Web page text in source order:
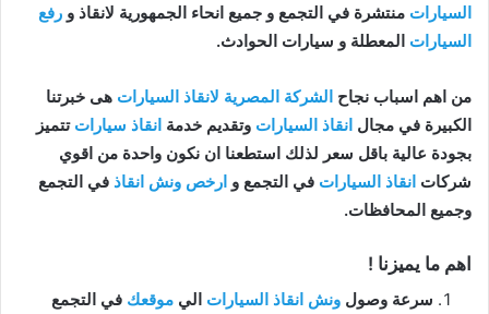
السيارات منتشرة في التجمع و جميع انحاء الجمهورية لانقاذ و رفع
السيارات المعطلة و سيارات الحوادث.
من اهم اسباب نجاح الشركة المصرية لانقاذ السيارات هى خبرتنا
الكبيرة في مجال انقاذ السيارات وتقديم خدمة انقاذ سيارات تتميز
بجودة عالية باقل سعر لذلك استطعنا ان نكون واحدة من اقوي
شركات انقاذ السيارات في التجمع و ارخص ونش انقاذ في التجمع
وجميع المحافظات.
اهم ما يميزنا !
سرعة وصول ونش انقاذ السيارات الي موقعك في التجمع